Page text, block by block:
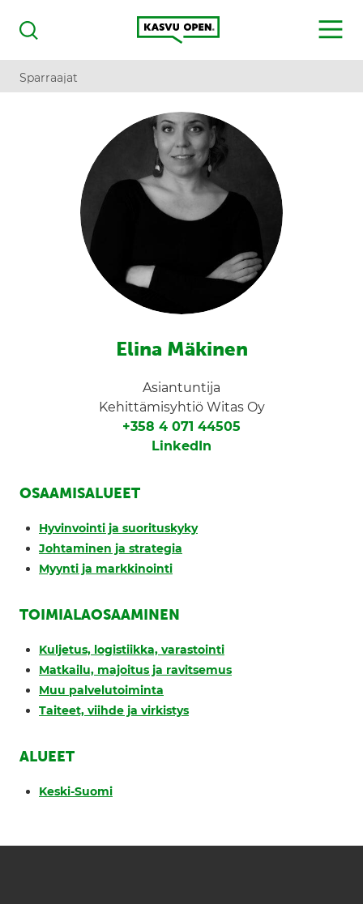
Haku
Kasvu Open
MENU
Sparraajat
Elina Mäkinen
Asiantuntija
Kehittämisyhtiö Witas Oy
+358 4 071 44505
LinkedIn
OSAAMISALUEET
Hyvinvointi ja suorituskyky
Johtaminen ja strategia
Myynti ja markkinointi
TOIMIALAOSAAMINEN
Kuljetus, logistiikka, varastointi
Matkailu, majoitus ja ravitsemus
Muu palvelutoiminta
Taiteet, viihde ja virkistys
ALUEET
Keski-Suomi